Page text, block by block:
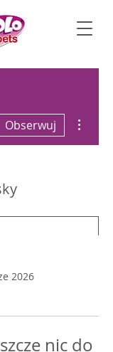
Obserwuj
2026
nic do